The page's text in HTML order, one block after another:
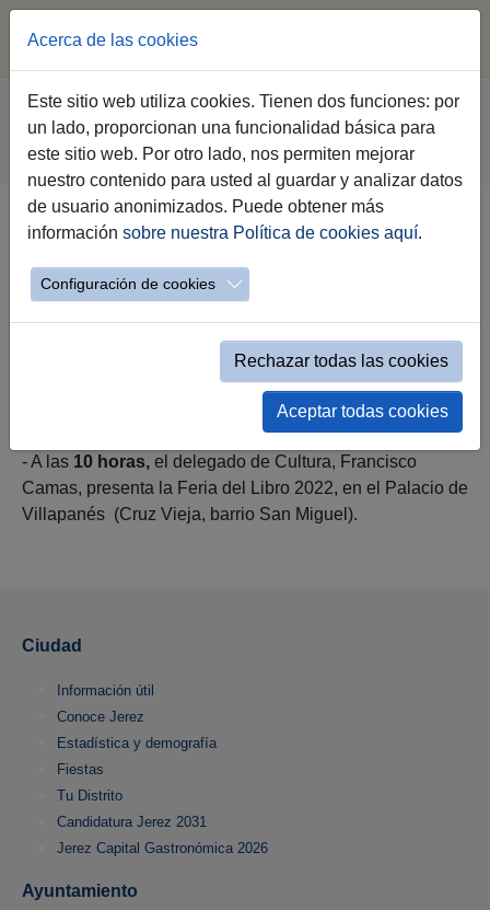
Saltar al contenido principal
Estás aquí:
Jerez.es Ayuntamiento
Gobierno
Agenda Institucional Gobierno
Evento Simple Alcaldía
Jueves 13 de Octubre
jueves 13 de octubre a las 10:00h
- A las 10 horas, el delegado de Cultura, Francisco
Camas, presenta la Feria del Libro 2022, en el Palacio de
Villapanés (Cruz Vieja, barrio San Miguel).
Ciudad
Información útil
Conoce Jerez
Estadística y demografía
Fiestas
Tu Distrito
Candidatura Jerez 2031
Jerez Capital Gastronómica 2026
Ayuntamiento
Acerca de las cookies
Este sitio web utiliza cookies. Tienen dos funciones: por
un lado, proporcionan una funcionalidad básica para
este sitio web. Por otro lado, nos permiten mejorar
nuestro contenido para usted al guardar y analizar datos
de usuario anonimizados. Puede obtener más
información sobre nuestra Política de cookies aquí.
Configuración de cookies
Rechazar todas las cookies
Aceptar todas cookies